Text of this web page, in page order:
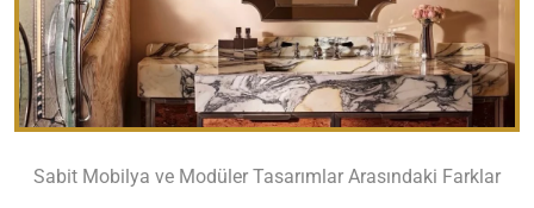
Sabit Mobilya ve Modüler Tasarımlar Arasındaki Farklar